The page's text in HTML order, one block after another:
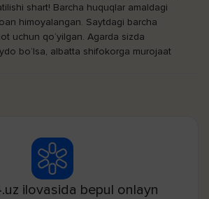
shart! Barcha huquqlar amaldagi
himoyalangan. Saytdagi barcha
uchun qo‘yilgan. Agarda sizda
bo‘lsa, albatta shifokorga murojaat
ilovasida bepul onlayn